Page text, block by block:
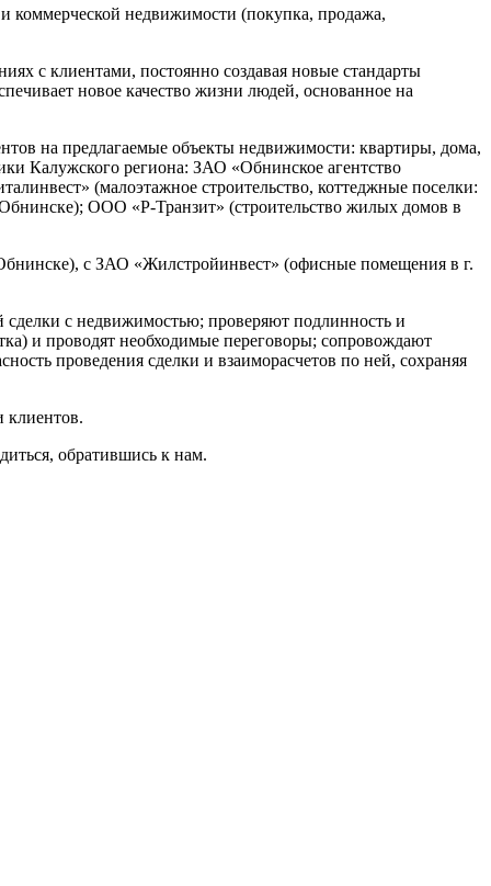
коммерческой недвижимости (покупка, продажа,
с клиентами, постоянно создавая новые стандарты
новое качество жизни людей, основанное на
на предлагаемые объекты недвижимости: квартиры, дома,
Калужского региона: ЗАО «Обнинское агентство
(малоэтажное строительство, коттеджные поселки:
ООО «Р-Транзит» (строительство жилых домов в
с ЗАО «Жилстройинвест» (офисные помещения в г.
с недвижимостью; проверяют подлинность и
и проводят необходимые переговоры; сопровождают
проведения сделки и взаиморасчетов по ней, сохраняя
клиентов.
обратившись к нам.